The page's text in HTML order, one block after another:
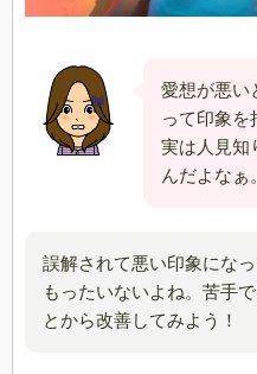
愛想が悪い
って印象を
実は人見知
んだよなぁ
誤解されて悪い印象にな
もったいないよね。苦手
とから改善してみよう！